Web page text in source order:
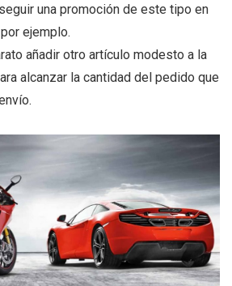
una promoción de este tipo en
ejemplo.
añadir otro artículo modesto a la
alcanzar la cantidad del pedido que